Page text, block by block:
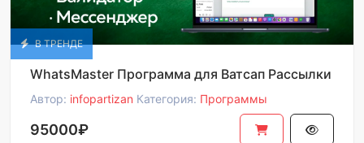
В ТРЕНДЕ
WhatsMaster Программа для Ватсап Рассылки
Автор: infopartizan Категория: Программы
95000₽